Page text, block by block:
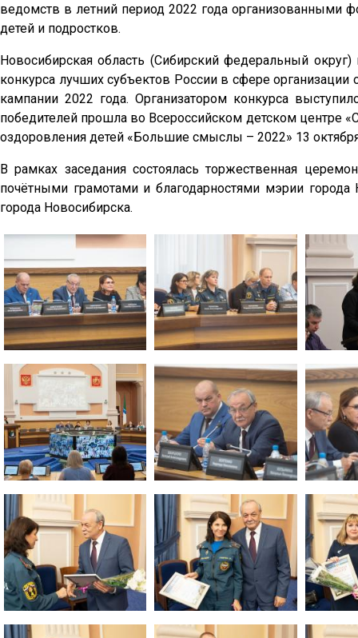
ведомств в летний период 2022 года организованными
детей и подростков.
Новосибирская область (Сибирский федеральный
конкурса лучших субъектов России в сфере
кампании 2022 года. Организатором конкурса
победителей прошла во Всероссийском детском центре
оздоровления детей «Большие смыслы – 2022» 13
В рамках заседания состоялась торжественная
почётными грамотами и благодарностями мэрии
города Новосибирска.